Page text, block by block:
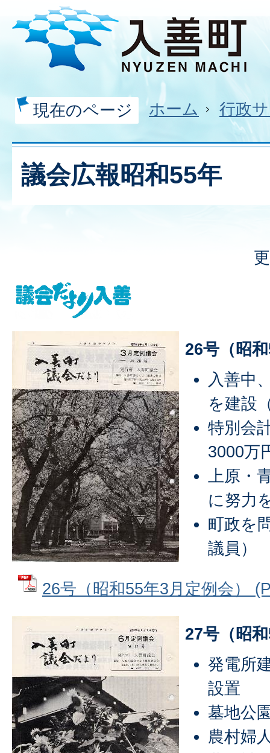
現在のページ ホーム 行政
議会広報昭和55年
26号（昭
入善中
を建設
特別会
3000万
上原・
に努力
町政を
議員）
26号（昭和55年3月定例会）
27号（昭
発電所
設置
墓地公
農村婦